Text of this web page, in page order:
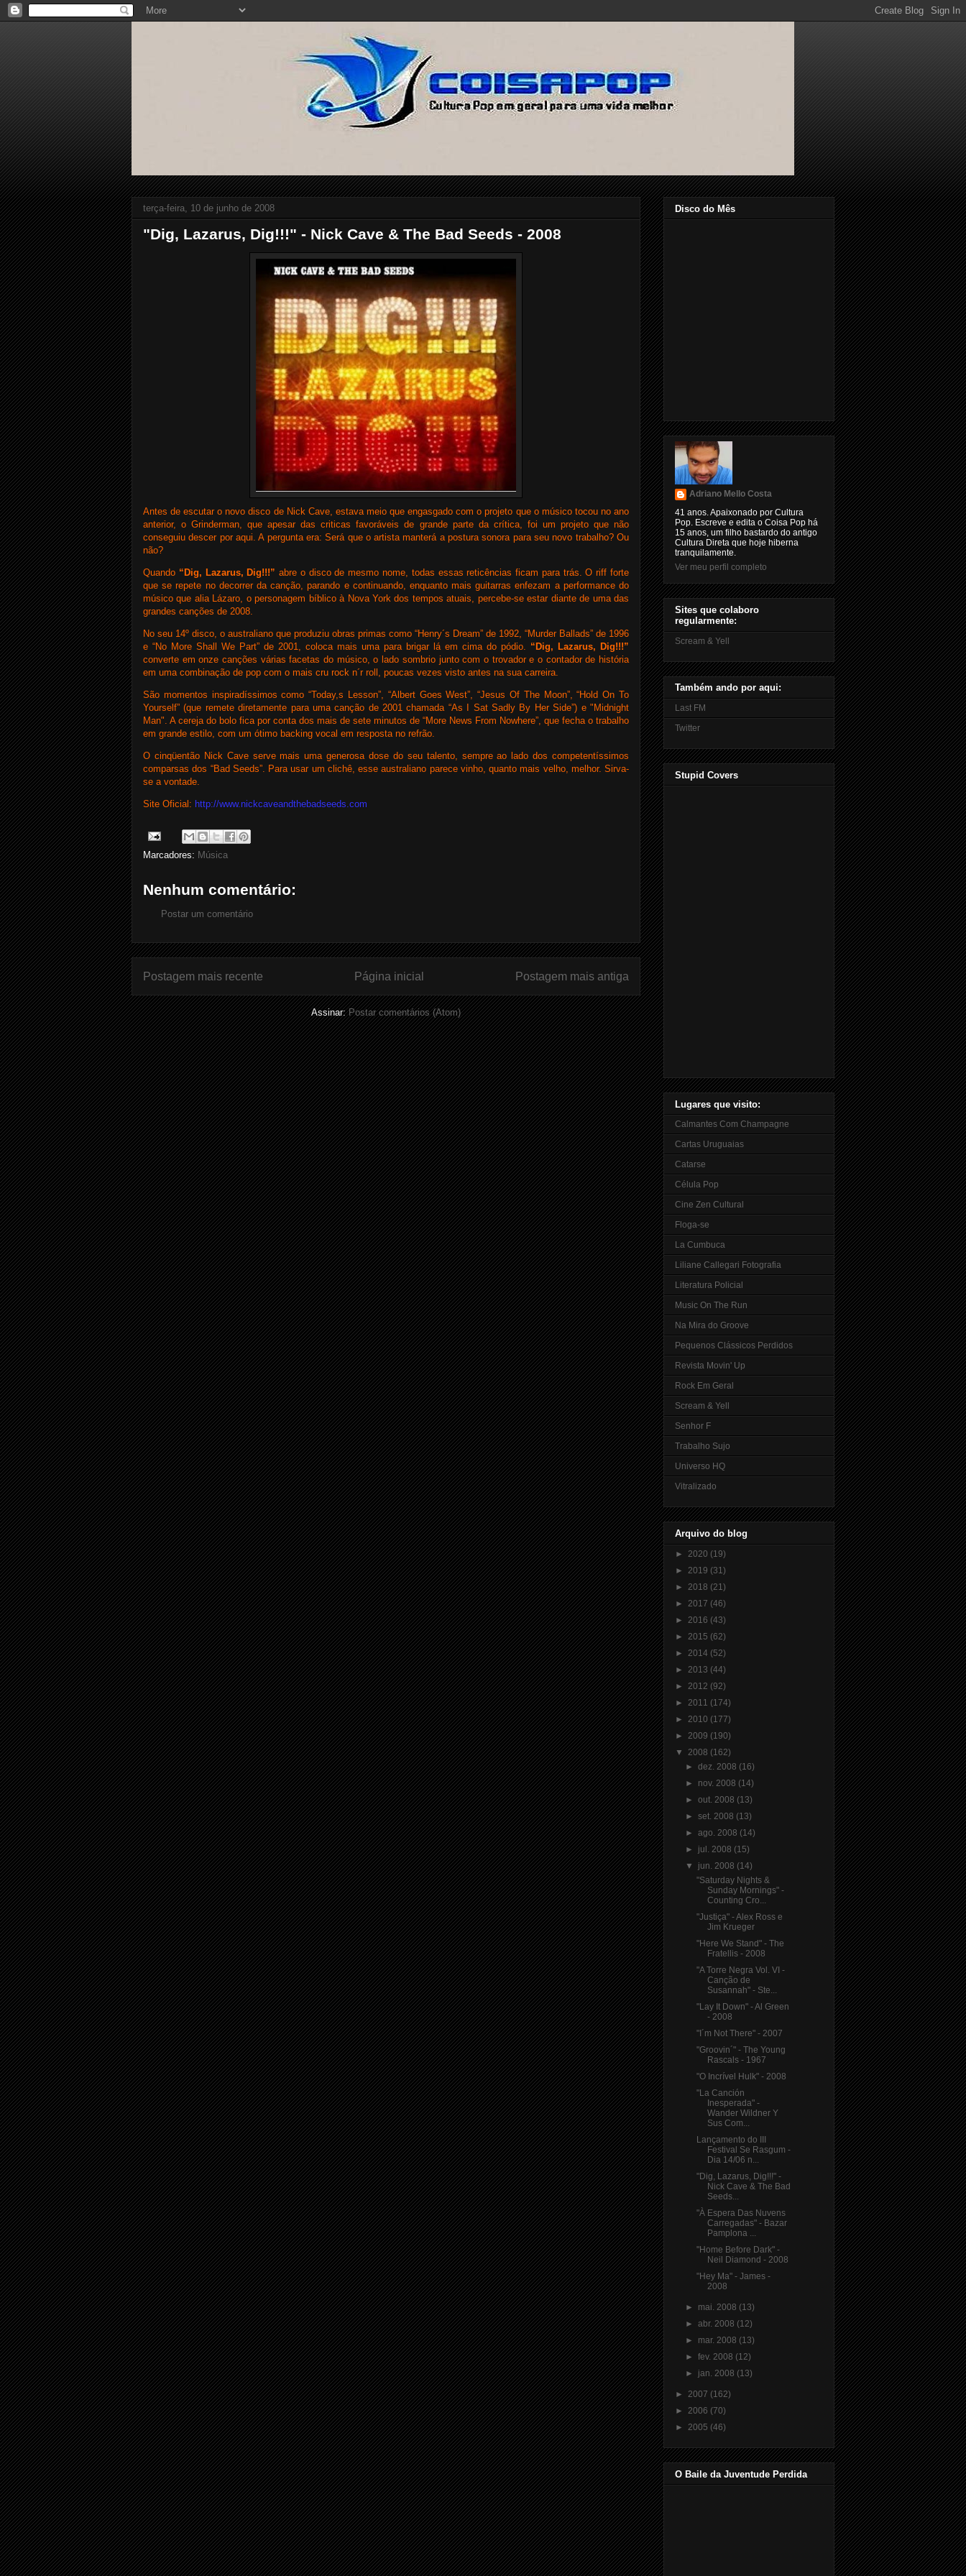
terça-feira, 10 de junho de 2008
"Dig, Lazarus, Dig!!!" - Nick Cave & The Bad Seeds - 2008
Antes de escutar o novo disco de Nick Cave, estava meio que engasgado com o projeto que o músico tocou no ano
anterior, o Grinderman, que apesar das criticas favoráveis de grande parte da crítica, foi um projeto que não
conseguiu descer por aqui. A pergunta era: Será que o artista manterá a postura sonora para seu novo trabalho? Ou
não?
Quando “Dig, Lazarus, Dig!!!” abre o disco de mesmo nome, todas essas reticências ficam para trás. O riff forte
que se repete no decorrer da canção, parando e continuando, enquanto mais guitarras enfezam a performance do
músico que alia Lázaro, o personagem bíblico à Nova York dos tempos atuais, percebe-se estar diante de uma das
grandes canções de 2008.
No seu 14º disco, o australiano que produziu obras primas como “Henry´s Dream” de 1992, “Murder Ballads” de 1996
e “No More Shall We Part” de 2001, coloca mais uma para brigar lá em cima do pódio. “Dig, Lazarus, Dig!!!”
converte em onze canções várias facetas do músico, o lado sombrio junto com o trovador e o contador de história
em uma combinação de pop com o mais cru rock n´r roll, poucas vezes visto antes na sua carreira.
São momentos inspiradíssimos como “Today,s Lesson”, “Albert Goes West”, “Jesus Of The Moon”, “Hold On To
Yourself” (que remete diretamente para uma canção de 2001 chamada “As I Sat Sadly By Her Side”) e "Midnight
Man". A cereja do bolo fica por conta dos mais de sete minutos de “More News From Nowhere”, que fecha o trabalho
em grande estilo, com um ótimo backing vocal em resposta no refrão.
O cinqüentão Nick Cave serve mais uma generosa dose do seu talento, sempre ao lado dos competentíssimos
comparsas dos “Bad Seeds”. Para usar um clichê, esse australiano parece vinho, quanto mais velho, melhor. Sirva-
se a vontade.
Site Oficial: http://www.nickcaveandthebadseeds.com
Marcadores: Música
Nenhum comentário:
Postar um comentário
Postagem mais recente Postagem mais antiga
Página inicial
Assinar:Postar comentários (Atom)
Disco do Mês
Adriano Mello Costa
41 anos. Apaixonado por Cultura
Pop. Escreve e edita o Coisa Pop há
15 anos, um filho bastardo do antigo
Cultura Direta que hoje hiberna
tranquilamente.
Ver meu perfil completo
Sites que colaboro
regularmente:
Scream & Yell
Também ando por aqui:
Last FM
Twitter
Stupid Covers
Lugares que visito:
Calmantes Com Champagne
Cartas Uruguaias
Catarse
Célula Pop
Cine Zen Cultural
Floga-se
La Cumbuca
Liliane Callegari Fotografia
Literatura Policial
Music On The Run
Na Mira do Groove
Pequenos Clássicos Perdidos
Revista Movin' Up
Rock Em Geral
Scream & Yell
Senhor F
Trabalho Sujo
Universo HQ
Vitralizado
Arquivo do blog
► 2020 (19)
► 2019 (31)
► 2018 (21)
► 2017 (46)
► 2016 (43)
► 2015 (62)
► 2014 (52)
► 2013 (44)
► 2012 (92)
► 2011 (174)
► 2010 (177)
► 2009 (190)
▼ 2008 (162)
►dez. 2008 (16)
► nov. 2008 (14)
►out. 2008 (13)
►set. 2008 (13)
►ago. 2008 (14)
► jul. 2008 (15)
▼ jun. 2008 (14)
"Saturday Nights &
Sunday Mornings" -
Counting Cro...
"Justiça" - Alex Ross e
Jim Krueger
"Here We Stand" - The
Fratellis - 2008
"A Torre Negra Vol. VI -
Canção de
Susannah" - Ste...
"Lay It Down" - Al Green
- 2008
"I´m Not There" - 2007
"Groovin´" - The Young
Rascals - 1967
"O Incrível Hulk" - 2008
"La Canción
Inesperada" -
Wander Wildner Y
Sus Com...
Lançamento do III
Festival Se Rasgum -
Dia 14/06 n...
"Dig, Lazarus, Dig!!!" -
Nick Cave & The Bad
Seeds...
"À Espera Das Nuvens
Carregadas" - Bazar
Pamplona ...
"Home Before Dark" -
Neil Diamond - 2008
"Hey Ma" - James -
2008
► mai. 2008 (13)
►abr. 2008 (12)
► mar. 2008 (13)
►fev. 2008 (12)
► jan. 2008 (13)
► 2007 (162)
► 2006 (70)
► 2005 (46)
O Baile da Juventude Perdida